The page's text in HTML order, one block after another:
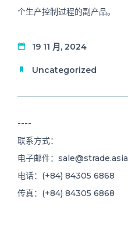
个生产控制过程的副产品。
19 11 月, 2024
Uncategorized
----
联系方式：
电子邮件： sale@strade.asia
电话：(+84) 84305 6868
传真：(+84) 84305 6868